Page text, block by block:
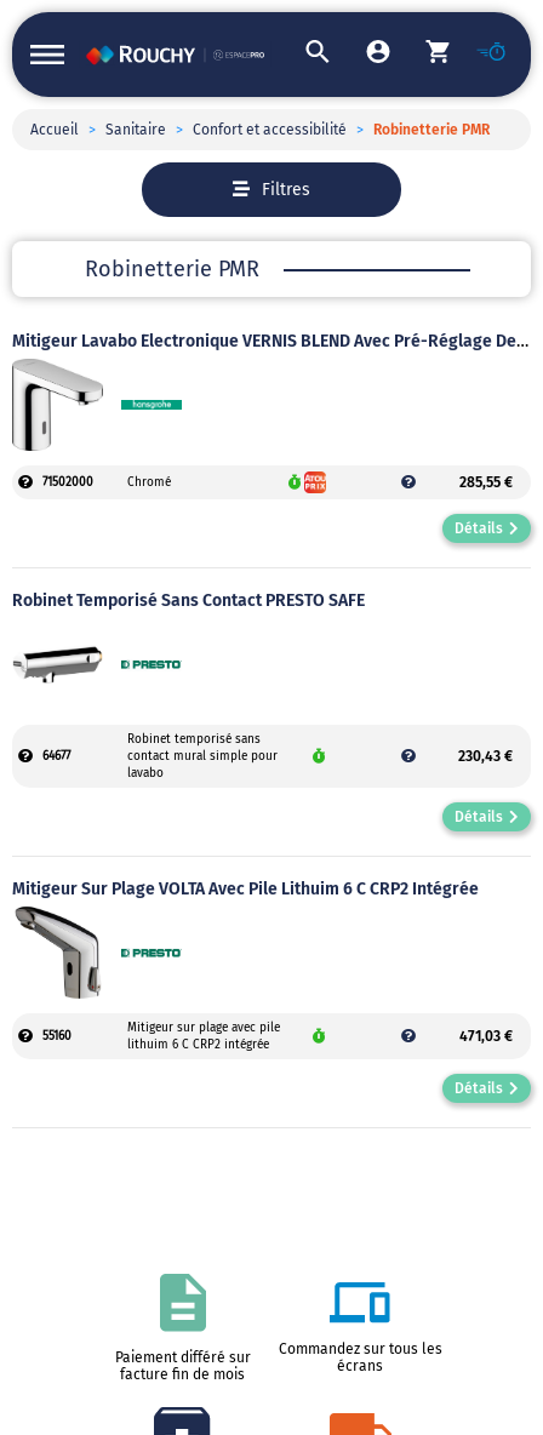
Accueil > Sanitaire > Confort et accessibilité > Robinetterie PMR
Filtres
Robinetterie PMR
Mitigeur Lavabo Électronique VERNIS BLEND Avec Pré-Réglage De La Température Sur Batterie
71502000 Chromé 285,55 €
Détails
Robinet Temporisé Sans Contact PRESTO SAFE
64677
Robinet temporisé sans
contact mural simple pour
lavabo
230,43 €
Détails
Mitigeur Sur Plage VOLTA Avec Pile Lithuim 6 C CRP2 Intégrée
55160
Mitigeur sur plage avec pile
lithuim 6 C CRP2 intégrée
471,03 €
Détails
Paiement différé sur
facture fin de mois
Commandez sur tous les
écrans